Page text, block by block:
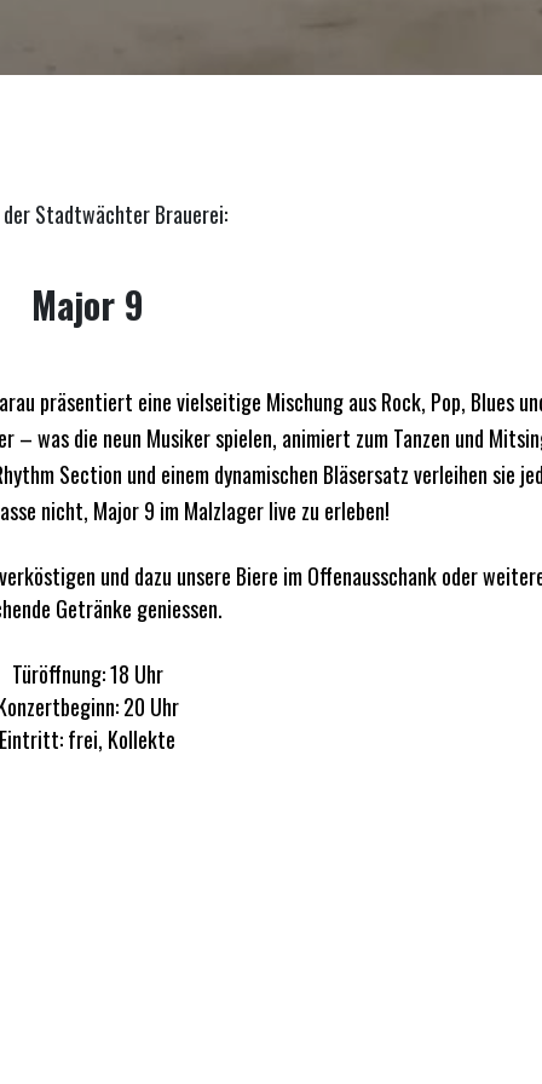
Stadtwächter Brauerei:
Major 9
präsentiert eine vielseitige Mischung aus Rock, Pop, Blues
– was die neun Musiker spielen, animiert zum Tanzen und
Section und einem dynamischen Bläsersatz verleihen sie
nicht, Major 9 im Malzlager live zu erleben!
und dazu unsere Biere im Offenausschank oder
Getränke geniessen.
Türöffnung: 18 Uhr
20 Uhr
Eintritt: frei, Kollekte